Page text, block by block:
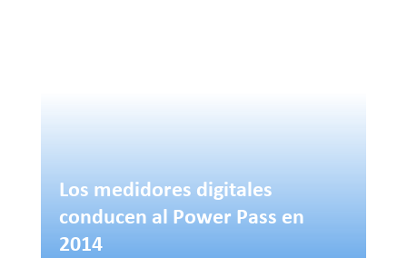
Los medidores digitales
conducen al Power Pass en
2014